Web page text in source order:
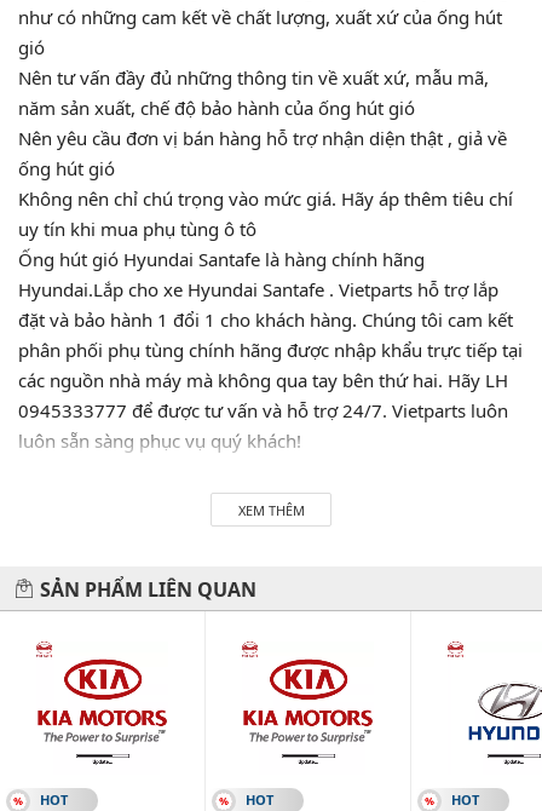
như có những cam kết về chất lượng, xuất xứ của ống hút
gió
Nên tư vấn đầy đủ những thông tin về xuất xứ, mẫu mã,
năm sản xuất, chế độ bảo hành của ống hút gió
Nên yêu cầu đơn vị bán hàng hỗ trợ nhận diện thật , giả về
ống hút gió
Không nên chỉ chú trọng vào mức giá. Hãy áp thêm tiêu chí
uy tín khi mua phụ tùng ô tô
Ống hút gió Hyundai Santafe là hàng chính hãng
Hyundai.Lắp cho xe Hyundai Santafe . Vietparts hỗ trợ lắp
đặt và bảo hành 1 đổi 1 cho khách hàng. Chúng tôi cam kết
phân phối phụ tùng chính hãng được nhập khẩu trực tiếp tại
các nguồn nhà máy mà không qua tay bên thứ hai. Hãy LH
0945333777 để được tư vấn và hỗ trợ 24/7. Vietparts luôn
luôn sẵn sàng phục vụ quý khách!
Hãy đến với chúng tôi để xế yêu của bạn được chăm sóc chu
#phugiaoto #phutungoto
-------------------------------------------------------
VIETPARTS - Thương hiệu 20 năm về cung cấp phụ tùng,
phụ kiện và phụ gia xe hơi.
XEM THÊM
SẢN PHẨM LIÊN QUAN
HOT HOT HOT